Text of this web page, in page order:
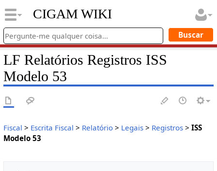
CIGAM WIKI
LF Relatórios Registros ISS
Modelo 53
Fiscal > Escrita Fiscal > Relatório> Legais> Registros> ISS
Modelo 53